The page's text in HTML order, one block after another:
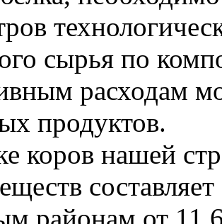
сырья по
расходам
продуктов.
коров нашей
районам от